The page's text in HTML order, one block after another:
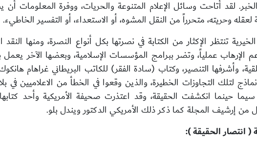
لعقله وحريته، متحرراًمن النقل المشوه، أو الاستعداء، أو التفسير الخاطيء.
تنتظر الإكثار من الكتابة في نصرتها بكل أنواع النصرة، ومنها
الإرهاب عملياً، وتضر ببرامج المؤسسات الإسلامية، وبعضها الآخر
وأشرفها التنصير، وكتاب (سادة الفقر) للكاتب البريطاني غراهام
حينما انكشفت الحقيقة، وقد اعتذرت صحيفة الأمريكية وأحد
إرشيف المجلة كما ذكر ذلك الأمريكي الدكتور ويندل بلو.
( انتصار الحقيقة ):